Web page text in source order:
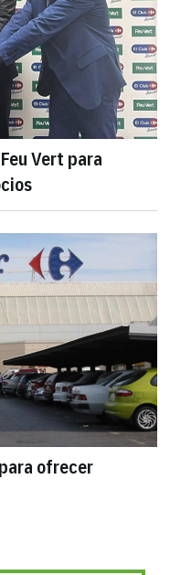
Vert para
ofrecer